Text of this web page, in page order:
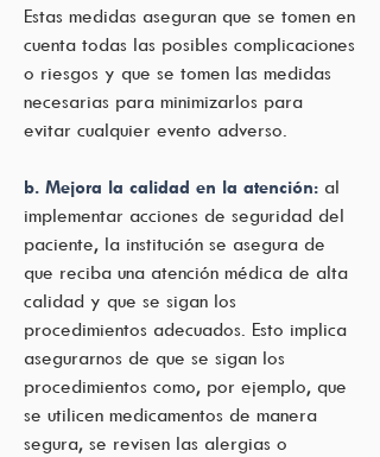
Estas medidas aseguran que se tomen en
cuenta todas las posibles complicaciones
o riesgos y que se tomen las medidas
necesarias para minimizarlos para
evitar cualquier evento adverso.
b. Mejora la calidad en la atención: al
implementar acciones de seguridad del
paciente, la institución se asegura de
que reciba una atención médica de alta
calidad y que se sigan los
procedimientos adecuados. Esto implica
asegurarnos de que se sigan los
procedimientos como, por ejemplo, que
se utilicen medicamentos de manera
segura, se revisen las alergias o